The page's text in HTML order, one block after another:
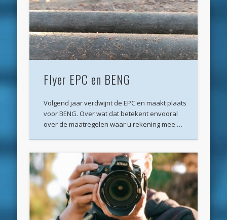
Archieven
juli 2026
juni 2026
april 2026
maart 2026
februari 2026
januari 2026
december 2025
oktober 2025
mei 2025
Flyer EPC en BENG
Volgend jaar verdwijnt de EPC en maakt plaats
voor BENG. Over wat dat betekent envooral
over de maatregelen waar u rekening mee …